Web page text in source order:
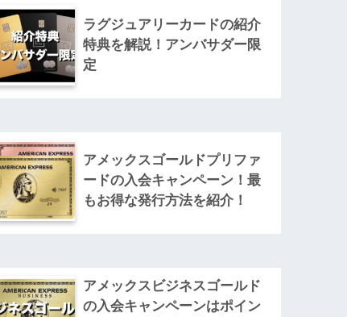
ラグジュアリーカードの紹介
特典を解説！アンバサダー限
定
アメックスゴールドプリファ
ードの入会キャンペーン！最
もお得な発行方法を紹介！
アメックスビジネスゴールド
の入会キャンペーンはポイン